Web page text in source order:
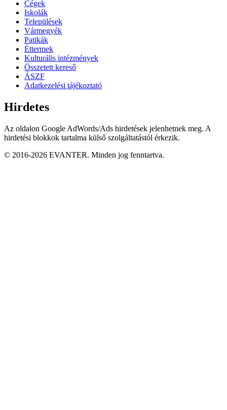
Cégek
Iskolák
Települések
Vármegyék
Patikák
Éttermek
Kulturális intézmények
Összetett kereső
ÁSZF
Adatkezelési tájékoztató
Hirdetes
Az oldalon Google AdWords/Ads hirdetések jelenhetnek meg. A
hirdetési blokkok tartalma külső szolgáltatástól érkezik.
© 2016-2026 EVANTER. Minden jog fenntartva.